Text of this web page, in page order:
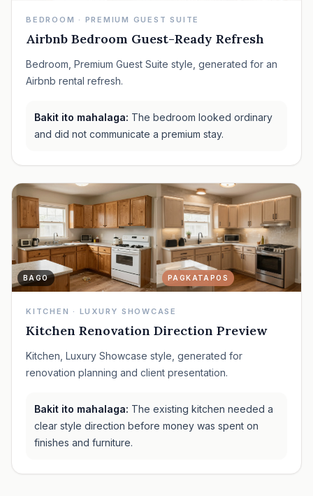
BEDROOM · PREMIUM GUEST SUITE
Airbnb Bedroom Guest-Ready Refresh
Bedroom, Premium Guest Suite style, generated for an
Airbnb rental refresh.
Bakit ito mahalaga: The bedroom looked ordinary
and did not communicate a premium stay.
BAGO PAGKATAPOS
KITCHEN · LUXURY SHOWCASE
Kitchen Renovation Direction Preview
Kitchen, Luxury Showcase style, generated for
renovation planning and client presentation.
Bakit ito mahalaga: The existing kitchen needed a
clear style direction before money was spent on
finishes and furniture.